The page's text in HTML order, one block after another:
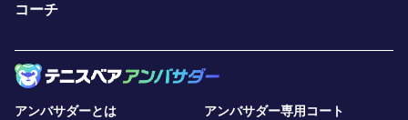
コーチ
アンバサダーとは アンバサダー専用コート